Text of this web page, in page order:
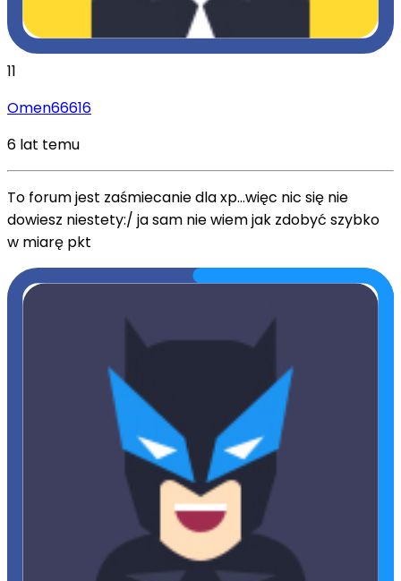
11
Omen66616
6 lat temu
To forum jest zaśmiecanie dla xp...więc nic się nie
dowiesz niestety:/ ja sam nie wiem jak zdobyć szybko
w miarę pkt